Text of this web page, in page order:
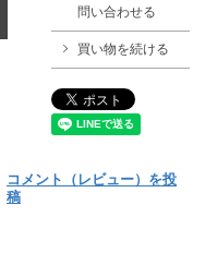
問い合わせる
買い物を続ける
コメント（レビュー）を投
稿